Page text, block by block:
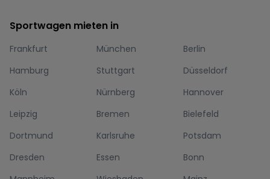
Sportwagen mieten in
Frankfurt München
Berlin
Hamburg
Stuttgart
Düsseldorf
Köln
Nürnberg
Hannover
Leipzig
Bremen
Bielefeld
Dortmund
Karlsruhe
Potsdam
Dresden
Essen
Bonn